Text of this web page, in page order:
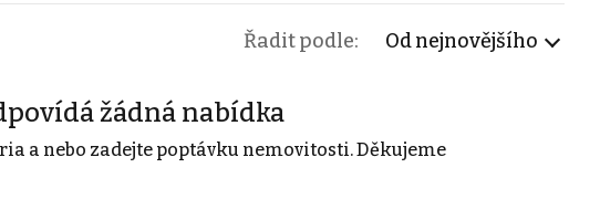
Řadit podle: Od nejnovějšího
žádná nabídka
a nebo zadejte poptávku nemovitosti. Děkujeme